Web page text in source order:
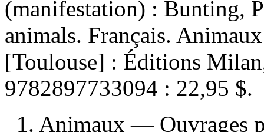
(manifestation) : Bunting,
animals. Français.
[Toulouse] : Éditions
9782897733094 : 22,95 $.
1. Animaux — Ouvrages